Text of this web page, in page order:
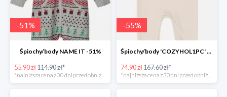
-51%
Śpiochy/body NAME IT -51%
55.90 zł114.90 zł*
*najniższa cena z 30 dni przed obniżką
-55%
Śpiochy/body 'COZYHOL1PC' GAP -55%
74.90 zł167.60 zł*
*najniższa cena z 30 dni przed obniżką